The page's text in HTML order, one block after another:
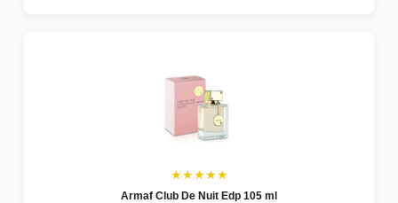
★★★★★
Armaf Club De Nuit Edp 105 ml